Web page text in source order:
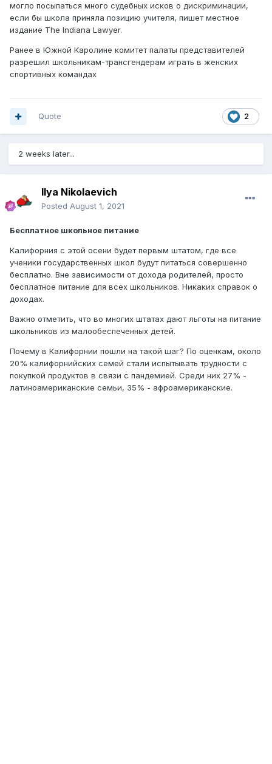
могло посыпаться много судебных исков о дискриминации,
если бы школа приняла позицию учителя, пишет местное
издание The Indiana Lawyer.
Ранее в Южной Каролине комитет палаты представителей
разрешил школьникам-трансгендерам играть в женских
спортивных командах
2
Quote
2 weeks later...
Ilya Nikolaevich
Posted August 1, 2021
Бесплатное школьное питание
Калифорния с этой осени будет первым штатом, где все
ученики государственных школ будут питаться совершенно
бесплатно. Вне зависимости от дохода родителей, просто
бесплатное питание для всех школьников. Никаких справок о
доходах.
Важно отметить, что во многих штатах дают льготы на питание
школьников из малообеспеченных детей.
Почему в Калифорнии пошли на такой шаг? По оценкам, около
20% калифорнийских семей стали испытывать трудности с
покупкой продуктов в связи с пандемией. Среди них 27% -
латиноамериканские семьи, 35% - афроамериканские.